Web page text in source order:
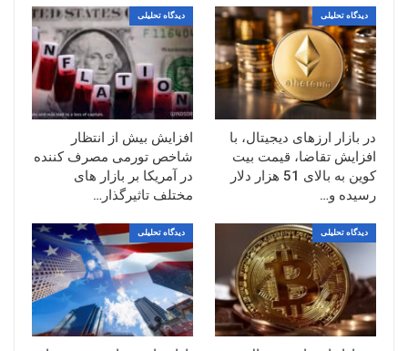
دیدگاه تحلیلی
در بازار ارزهای دیجیتال، با
افزایش تقاضا، قیمت بیت
کوین به بالای 51 هزار دلار
رسیده و…
دیدگاه تحلیلی
افزایش بیش از انتظار
شاخص تورمی مصرف کننده
در آمریکا بر بازار های
مختلف تاثیرگذار…
دیدگاه تحلیلی دیدگاه تحلیلی